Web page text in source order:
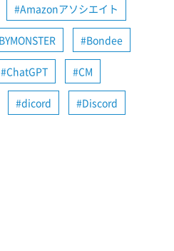
Amazonアソシエイト
Bondee
ChatGPT CM
dicord Discord